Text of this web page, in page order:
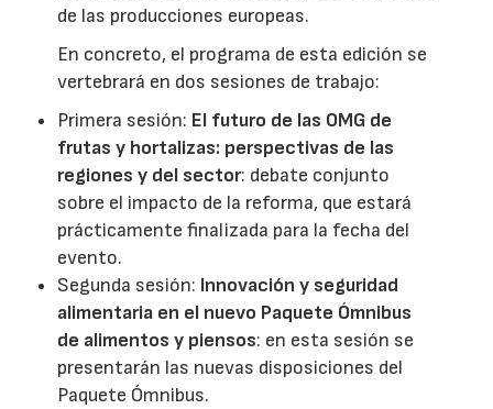
de las producciones europeas.
En concreto, el programa de esta edición se
vertebrará en dos sesiones de trabajo:
Primera sesión: El futuro de las OMG de
frutas y hortalizas: perspectivas de las
regiones y del sector: debate conjunto
sobre el impacto de la reforma, que estará
prácticamente finalizada para la fecha del
evento.
Segunda sesión: Innovación y seguridad
alimentaria en el nuevo Paquete Ómnibus
de alimentos y piensos: en esta sesión se
presentarán las nuevas disposiciones del
Paquete Ómnibus.